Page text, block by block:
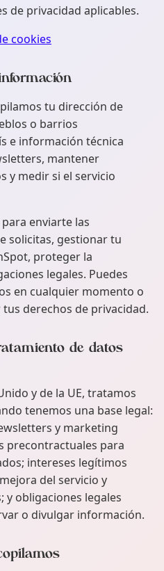
de privacidad aplicables.
cookies
tu dirección de
o barrios
e información técnica
mantener
y medir si el servicio
enviarte las
solicitas, gestionar tu
proteger la
legales. Puedes
en cualquier momento o
derechos de privacidad.
de datos
y de la UE, tratamos
tenemos una base legal:
y marketing
precontractuales para
intereses legítimos
del servicio y
y obligaciones legales
o divulgar información.